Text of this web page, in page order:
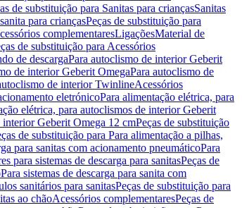
de substituição para Sanitas para criançasSanitas
para criançasPeças de substituição para
complementaresLigaçõesMaterial de
de substituição para Acessórios
de descargaPara autoclismo de interior Geberit
de interior Geberit OmegaPara autoclismo de
de interior TwinlineAcessórios
eletrónicoPara alimentação elétrica, para
elétrica, para autoclismos de interior Geberit
interior Geberit Omega 12 cmPeças de substituição
de substituição para Para alimentação a pilhas,
para sanitas com acionamento pneumáticoPara
para sistemas de descarga para sanitasPeças de
Para sistemas de descarga para sanita com
sanitários para sanitasPeças de substituição para
ao chãoAcessórios complementaresPeças de